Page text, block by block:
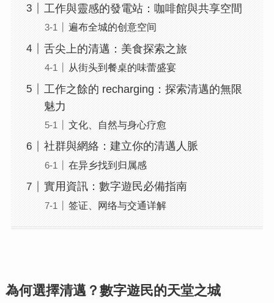
工作與靈感的發電站：咖啡館與共享空間
遍布全城的创意空间
舌尖上的清邁：美食探索之旅
从街头到餐桌的味蕾盛宴
工作之餘的 recharging：探索清邁的無限
魅力
文化、自然与身心疗愈
社群與網絡：建立你的清邁人脈
在异乡找到归属感
實用資訊：數字遊民必備指南
签证、网络与交通详解
為何選擇清邁？數字遊民的天堂之城